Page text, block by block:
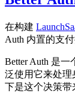
在构建
Auth 内置的支
Better Auth 是
泛使用它来处理
下是这个决策